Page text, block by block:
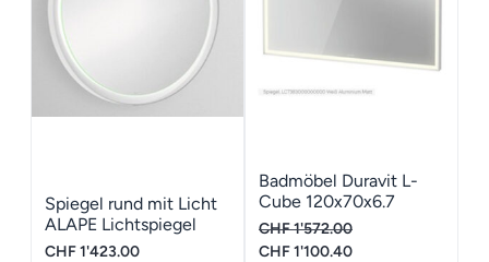
Spiegel rund mit Licht
ALAPE Lichtspiegel
D=75cm
CHF1'423.00
Badmöbel Duravit L-
Cube 120x70x6.7
CHF1'572.00
Ursprünglicher
CHF1'100.40Aktueller